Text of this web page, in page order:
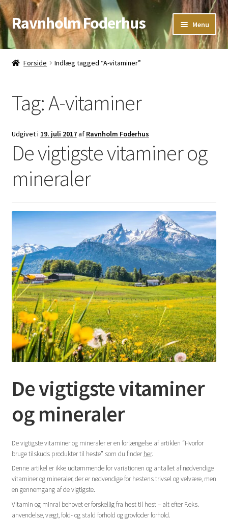
Spring
til
navigation
Spring
til
indhold
Ravnholm Foderhus Menu
Åbningstider
Forside Indlæg tagged “A-vitaminer”
Tag:A-vitaminer
Udgivet i 19. juli 2017af Ravnholm Foderhus
De vigtigste vitaminer og
mineraler
De vigtigste vitaminer
og mineraler
De vigtigste vitaminer og mineraler er en forlængelse af artiklen “Hvorfor
bruge tilskuds produkter til heste” som du finderher.
Denne artikel er ikke udtømmende for variationen og antallet af nødvendige
vitaminer og mineraler, der er nødvendige for hestens trivsel og velvære, men
en gennemgang af de vigtigste.
Vitamin og minral behovet er forskellig fra hest til hest – alt efter F.eks.
anvendelse, vægt, fold- og stald forhold og grovfoder forhold.